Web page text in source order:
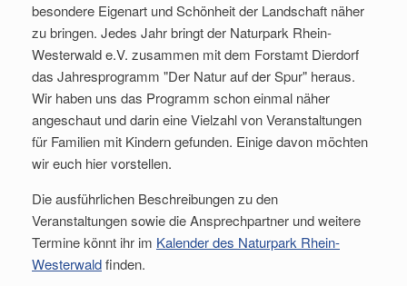
besondere Eigenart und Schönheit der Landschaft näher
zu bringen. Jedes Jahr bringt der Naturpark Rhein-
Westerwald e.V. zusammen mit dem Forstamt Dierdorf
das Jahresprogramm "Der Natur auf der Spur" heraus.
Wir haben uns das Programm schon einmal näher
angeschaut und darin eine Vielzahl von Veranstaltungen
für Familien mit Kindern gefunden. Einige davon möchten
wir euch hier vorstellen.
Die ausführlichen Beschreibungen zu den
Veranstaltungen sowie die Ansprechpartner und weitere
Termine könnt ihr im Kalender des Naturpark Rhein-
Westerwaldfinden.